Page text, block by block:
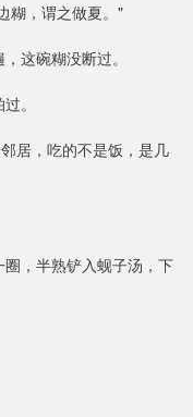
糊，谓之做夏。"
这碗糊没断过。
。
居，吃的不是饭，是几
，半熟铲入蚬子汤，下